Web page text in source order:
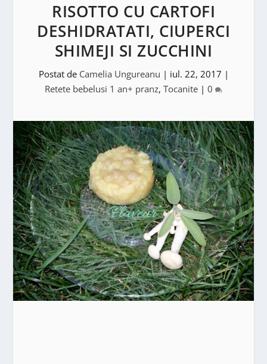
RISOTTO CU CARTOFI
DESHIDRATATI, CIUPERCI
SHIMEJI SI ZUCCHINI
Postat de Camelia Ungureanu | iul. 22, 2017 |
Retete bebelusi 1 an+ pranz, Tocanite | 0